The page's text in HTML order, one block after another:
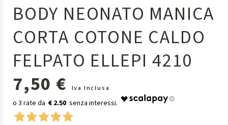
BODY NEONATO MANICA
CORTA COTONE CALDO
FELPATO ELLEPI 4210
7,50 €
Iva Inclusa
€ 2.50